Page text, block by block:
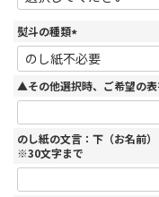
熨斗の種類
(
必
須
)
▲その他選択時、ご希望の
のし紙の文言：下（お名前）
※30文字まで